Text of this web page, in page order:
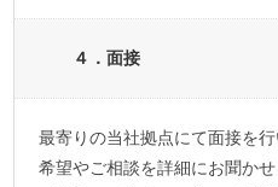
４．面接
最寄りの当社拠点にて面接を
希望やご相談を詳細にお聞かせ